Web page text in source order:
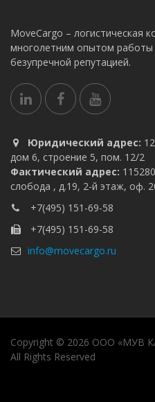
MoveCargo – логистическая
многолетним опытом работы
безупречной репутацией.
Юридический адрес:
дом 6, строение 5, пом. 12/2
Фактический адрес:
слобода , д.19, 2-й этаж, оф.
+7(495) 151-69-58
+7(495) 151-69-58
info@movecargo.ru
Copyright © 2026 ООО «МУВ
All Rights Reserved